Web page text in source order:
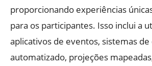
proporcionando experiências
para os participantes. Isso inclui a
aplicativos de eventos, sistemas de
automatizado, projeções